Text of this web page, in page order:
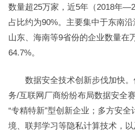
数量超25万家，近5年（2018年
占比约为90%。主要集中于东南沿
山东、海南等9省份的企业数量在
64.7%。
数据安全技术创新步伐加快。
务/互联网厂商纷纷布局数据安全
“专精特新”型创新企业；多方安
境、联邦学习等隐私计算技术，